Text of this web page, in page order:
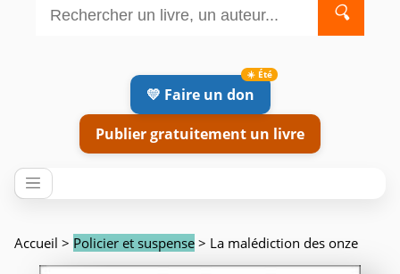
🔍
💛 Faire un don
Publier gratuitement un livre
Accueil > Policier et suspense > La malédiction des onze